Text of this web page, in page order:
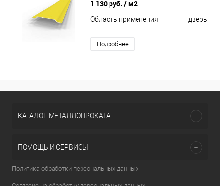
покрытием 0,45мм
1 130 руб. / м2
Область применения дверь
Подробнее
КАТАЛОГ МЕТАЛЛОПРОКАТА
ПОМОЩЬ И СЕРВИСЫ
Политика обработки персональных данных